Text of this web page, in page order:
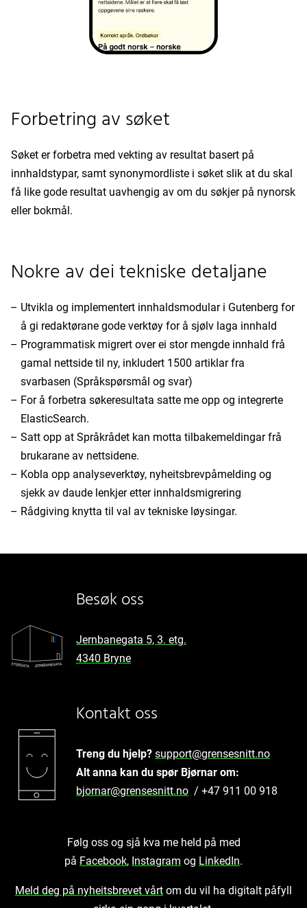
Forbetring av søket
Søket er forbetra med vekting av resultat basert på
innhaldstypar, samt synonymordliste i søket slik at du skal
få like gode resultat uavhengig av om du søkjer på nynorsk
eller bokmål.
Nokre av dei tekniske detaljane
Utvikla og implementert innhaldsmodular i Gutenberg for
å gi redaktørane gode verktøy for å sjølv laga innhald
Programmatisk migrert over ei stor mengde innhald frå
gamal nettside til ny, inkludert 1500 artiklar fra
svarbasen (Språkspørsmål og svar)
For å forbetra søkeresultata satte me opp og integrerte
ElasticSearch.
Satt opp at Språkrådet kan motta tilbakemeldingar frå
brukarane av nettsidene.
Kobla opp analyseverktøy, nyheitsbrevpåmelding og
sjekk av daude lenkjer etter innhaldsmigrering
Rådgiving knytta til val av tekniske løysingar.
Besøk oss
Jernbanegata 5, 3. etg.
4340 Bryne
Kontakt oss
Treng du hjelp? support@grensesnitt.no
Alt anna kan du spør Bjørnar om:
bjornar@grensesnitt.no / +47 911 00 918
Følg oss og sjå kva me held på med
på Facebook, Instagram og LinkedIn.
Meld deg på nyheitsbrevet vårt om du vil ha digitalt påfyll